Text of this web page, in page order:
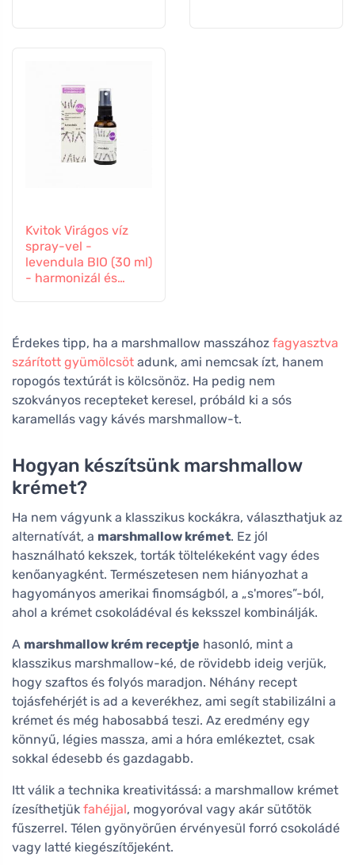
Kvitok Virágos víz
spray-vel -
levendula BIO (30 ml)
- harmonizál és
Érdekes tipp, ha a marshmallow masszához fagyasztva
szárított gyümölcsöt adunk, ami nemcsak ízt, hanem
ropogós textúrát is kölcsönöz. Ha pedig nem
szokványos recepteket keresel, próbáld ki a sós
karamellás vagy kávés marshmallow-t.
Hogyan készítsünk marshmallow
krémet?
Ha nem vágyunk a klasszikus kockákra, választhatjuk az
alternatívát, a marshmallow krémet. Ez jól
használható kekszek, torták töltelékeként vagy édes
kenőanyagként. Természetesen nem hiányozhat a
hagyományos amerikai finomságból, a „s'mores”-ból,
ahol a krémet csokoládéval és keksszel kombinálják.
A marshmallow krém receptje hasonló, mint a
klasszikus marshmallow-ké, de rövidebb ideig verjük,
hogy szaftos és folyós maradjon. Néhány recept
tojásfehérjét is ad a keverékhez, ami segít stabilizálni a
krémet és még habosabbá teszi. Az eredmény egy
könnyű, légies massza, ami a hóra emlékeztet, csak
sokkal édesebb és gazdagabb.
Itt válik a technika kreativitássá: a marshmallow krémet
ízesíthetjük fahéjjal, mogyoróval vagy akár sütőtök
fűszerrel. Télen gyönyörűen érvényesül forró csokoládé
vagy latté kiegészítőjeként.